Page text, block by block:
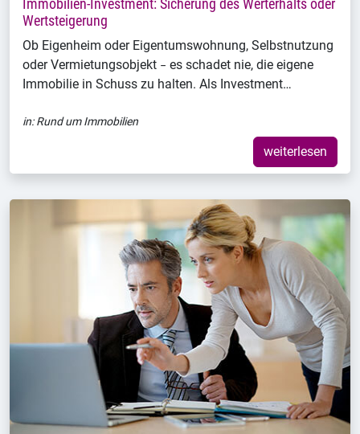
Immobilien-Investment: Sicherung des Werterhalts oder
Wertsteigerung
Ob Eigenheim oder Eigentumswohnung, Selbstnutzung
oder Vermietungsobjekt ‒ es schadet nie, die eigene
Immobilie in Schuss zu halten. Als Investment…
in:Rund um Immobilien
weiterlesen